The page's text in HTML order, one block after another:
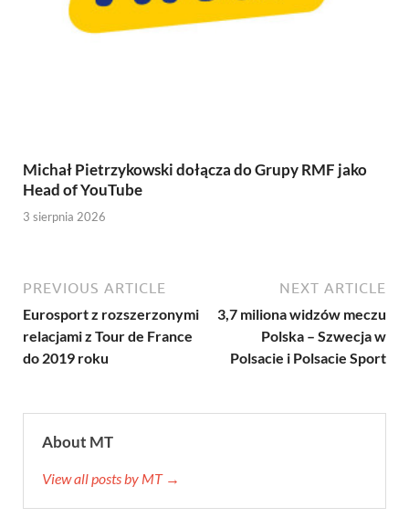
Michał Pietrzykowski dołącza do Grupy RMF jako
Head of YouTube
3 sierpnia 2026
PREVIOUS ARTICLE
Eurosport z rozszerzonymi
relacjami z Tour de France
do 2019 roku
NEXT ARTICLE
3,7 miliona widzów meczu
Polska – Szwecja w
Polsacie i Polsacie Sport
About MT
View all posts by MT →